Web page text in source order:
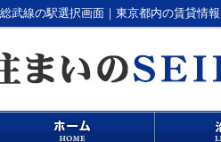
武線の駅選択画面｜東京都内の賃貸情